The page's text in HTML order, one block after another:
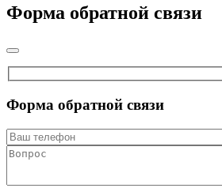
Форма обратной связи
Форма обратной связи